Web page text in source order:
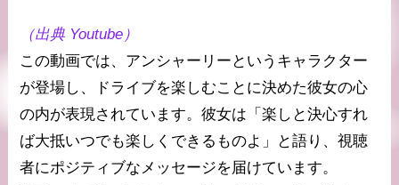
（出典 Youtube）
この動画では、アンシャーリーというキャラクター
が登場し、ドライブを楽しむことに決めた彼女の心
の内が表現されています。彼女は「楽しと決心すれ
ば大抵いつでも楽しくできるものよ」と語り、視聴
者にポジティブなメッセージを届けています。